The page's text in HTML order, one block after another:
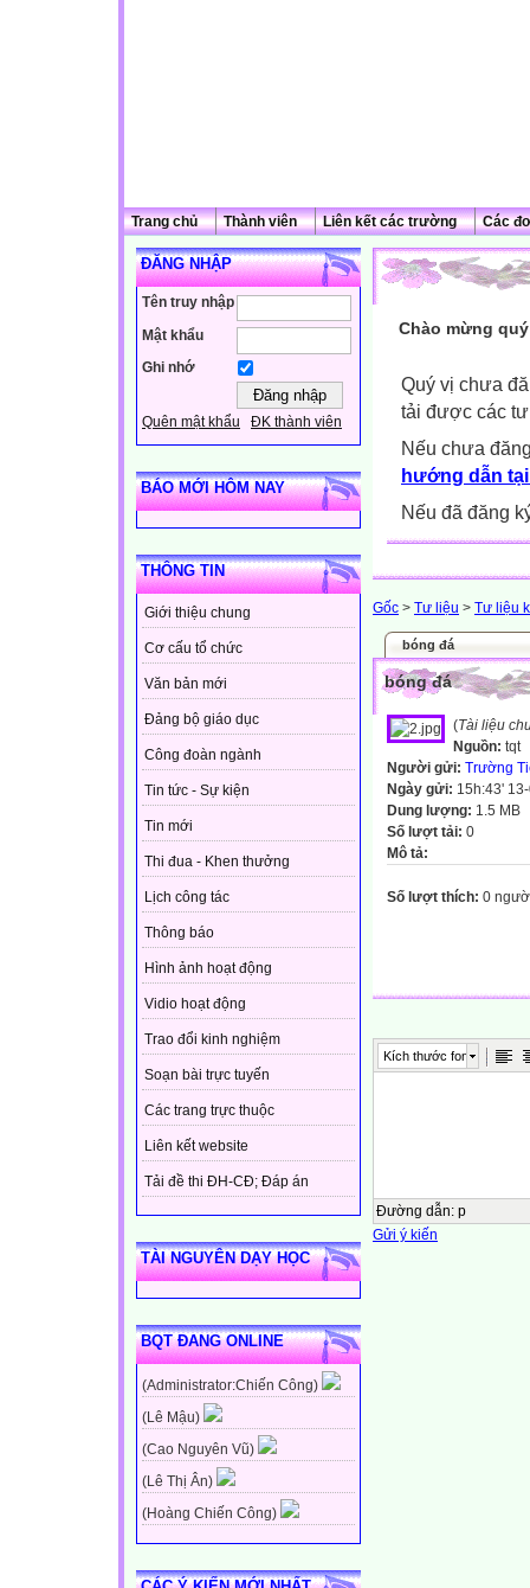
Trang chủ Thành viên Liên kết các trường Các
ĐĂNG NHẬP
Tên truy nhập
Mật khẩu
Ghi nhớ
Quên mật khẩu ĐK thành viên
BÁO MỚI HÔM NAY
THÔNG TIN
Giới thiệu chung
Cơ cấu tổ chức
Văn bản mới
Đảng bộ giáo dục
Công đoàn ngành
Tin tức - Sự kiện
Tin mới
Thi đua - Khen thưởng
Lịch công tác
Thông báo
Hình ảnh hoạt động
Vidio hoạt động
Trao đổi kinh nghiệm
Soạn bài trực tuyến
Các trang trực thuộc
Liên kết website
Tải đề thi ĐH-CĐ; Đáp án
TÀI NGUYÊN DẠY HỌC
BQT ĐANG ONLINE
(Administrator:Chiến Công)
(Lê Mậu)
(Cao Nguyên Vũ)
(Lê Thị Ân)
(Hoàng Chiến Công)
Chào mừng
Quý vị chưa
tải được các
Nếu chưa
hướng dẫn
Nếu đã đăng
Gốc > Tư liệu > Tư liệu
bóng đá
bóng đá
(Tài liệu
Nguồn: tqt
Người gửi: Trường
Ngày gửi: 15h:43'
Dung lượng: 1.5 MB
Số lượt tải: 0
Mô tả:
Số lượt thích: 0
Kích thước font
Đường dẫn: p
Gửi ý kiến